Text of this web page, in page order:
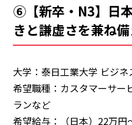
⑥【新卒・N3】日
きと謙虚さを兼ね
大学：泰日工業大学 ビジ
希望職種：カスタマーサー
ランなど
希望給与：（日本）22万